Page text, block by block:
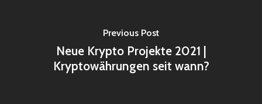
Previous Post
Neue Krypto Projekte 2021 |
Kryptowährungen seit wann?